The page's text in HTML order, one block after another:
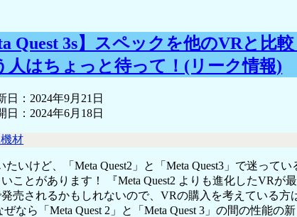
Quest 3s】スペックを他のVRと比
人はちょっと待って！(リーク情報)
日： 2024年9月21日
日： 2024年6月18日
材
たいけど、「Meta Quest2」と「Meta Quest3」で迷って
ことがあります！ 『Meta Quest2 よりも進化したVRが
売されるかもしれないので、VRの購入を考えている方
ぜなら「Meta Quest 2」と「Meta Quest 3」の間の性能の